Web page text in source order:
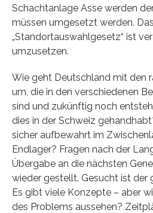
Schachtanlage Asse werden
müssen umgesetzt werden. Das
„Standortauswahlgesetz“ ist
umzusetzen.
Wie geht Deutschland mit den
um, die in den verschiedenen
sind und zukünftig noch
dies in der Schweiz
sicher aufbewahrt im
Endlager? Fragen nach der
Übergabe an die nächsten
wieder gestellt. Gesucht ist der
Es gibt viele Konzepte – aber
des Problems aussehen?